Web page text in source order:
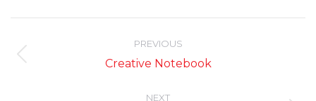
PREVIOUS
Previous
Creative Notebook
NEXT